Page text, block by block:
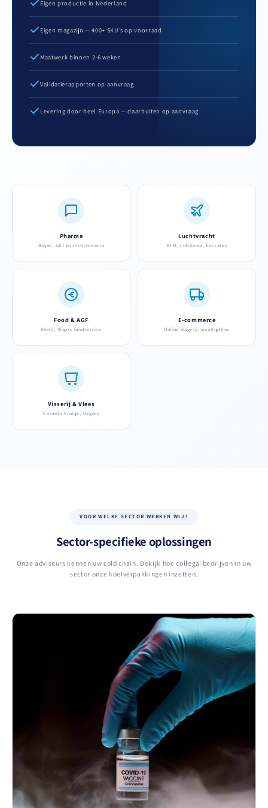
Eigen productie in Nederland
Eigen magazijn — 400+ SKU's op voorraad
Maatwerk binnen 2-6 weken
Validatierapporten op aanvraag
Levering door heel Europa — daarbuiten op aanvraag
Pharma
Bayer, J&J en distributeurs
Luchtvracht
KLM, Lufthansa, Emirates
Food & AGF
Ahold, Sligro, foodservice
E-commerce
Online slagers, maaltijdbox
Visserij & Vlees
Cornelis Vrolijk, slagers
VOOR WELKE SECTOR WERKEN WIJ?
Sector-specifieke oplossingen
Onze adviseurs kennen uw cold chain. Bekijk hoe collega-bedrijven in uw
sector onze koelverpakkingen inzetten.